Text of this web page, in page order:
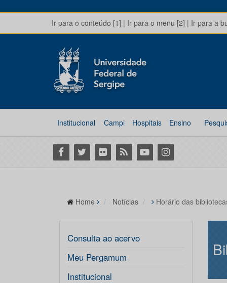
Ir para o conteúdo [1] | Ir para o menu [2] | Ir para a
Institucional Campi Hospitais Ensino
Facebook
Twitter Flickr RSS YoutubeInstagram
Home Notícias Horário das
Consulta ao acervo
Meu Pergamum
Institucional